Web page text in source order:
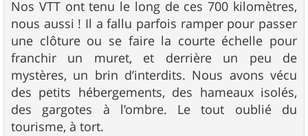
Nos VTT ont tenu le long de ces 700 kilomètres,
nous aussi ! Il a fallu parfois ramper pour passer
une clôture ou se faire la courte échelle pour
franchir un muret, et derrière un peu de
mystères, un brin d’interdits. Nous avons vécu
des petits hébergements, des hameaux isolés,
des gargotes à l’ombre. Le tout oublié du
tourisme, à tort.